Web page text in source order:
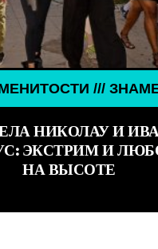
/// WORLD
///
НИКОЛАУ И
ЭКСТРИМ И
НА ВЫСОТЕ